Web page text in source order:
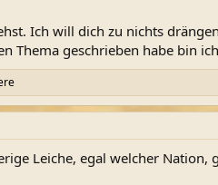
Ich will dich zu nichts
Thema geschrieben habe bin
Leiche, egal welcher